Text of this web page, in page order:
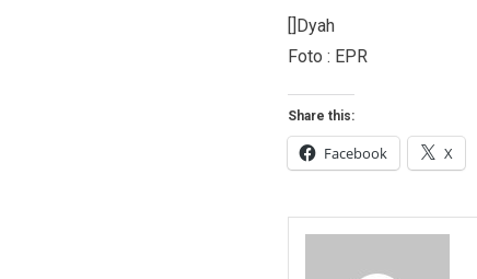
[]Dyah
Foto : EPR
Share this:
Facebook X